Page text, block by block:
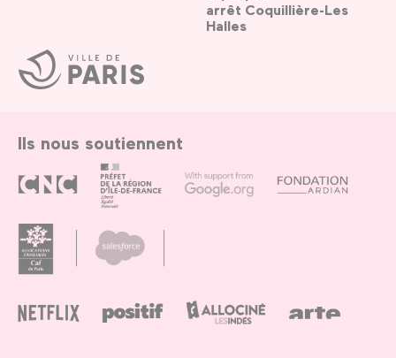
Ville
de
Paris
arrêt Coquillière-Les
Halles
Ils nous soutiennent